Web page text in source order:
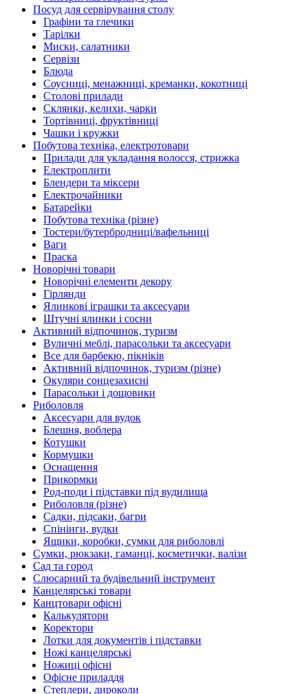
Посуд для сервірування столу
Графіни та глечики
Тарілки
Миски, салатники
Сервізи
Блюда
Соусниці, менажниці, креманки, кокотниці
Столові прилади
Склянки, келихи, чарки
Тортівниці, фруктівниці
Чашки і кружки
Побутова техніка, електротовари
Прилади для укладання волосся, стрижка
Електроплити
Блендери та міксери
Електрочайники
Батарейки
Побутова техніка (різне)
Тостери/бутербродниці/вафельниці
Ваги
Праска
Новорічні товари
Новорічні елементи декору
Гірлянди
Ялинкові іграшки та аксесуари
Штучні ялинки і сосни
Активний відпочинок, туризм
Вуличні меблі, парасольки та аксесуари
Все для барбекю, пікніків
Активний відпочинок, туризм (різне)
Окуляри сонцезахисні
Парасольки і дощовики
Риболовля
Аксесуари для вудок
Блешня, воблера
Котушки
Кормушки
Оснащення
Прикормки
Род-поди і підставки під вудилища
Риболовля (різне)
Садки, підсаки, багри
Спінінги, вудки
Ящики, коробки, сумки для риболовлі
Сумки, рюкзаки, гаманці, косметички, валізи
Сад та город
Слюсарний та будівельний інструмент
Канцелярські товари
Канцтовари офісні
Калькулятори
Коректори
Лотки для документів і підставки
Ножі канцелярські
Ножиці офісні
Офісне приладдя
Степлери, дироколи